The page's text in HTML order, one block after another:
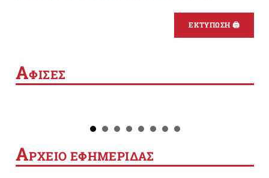
ΕΚΤΥΠΩΣΗ 🖨
ΑΦΙΣΕΣ
ΑΡΧΕΙΟ ΕΦΗΜΕΡΙΔΑΣ